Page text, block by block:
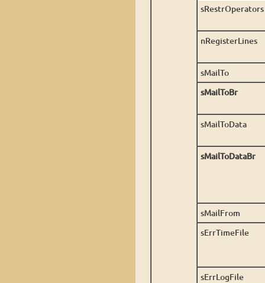
sRestrOperators
nRegisterLines
sMailTo
sMailToBr
sMailToData
sMailToDataBr
sMailFrom
sErrTimeFile
sErrLogFile